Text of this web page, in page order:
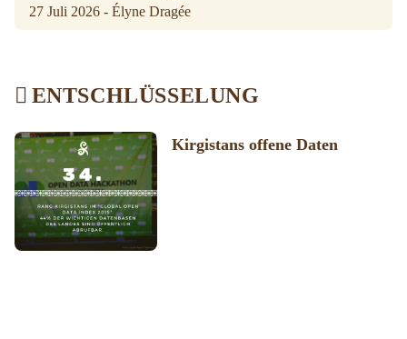
27 Juli 2026 - Élyne Dragée
ENTSCHLÜSSELUNG
Kirgistans offene Daten